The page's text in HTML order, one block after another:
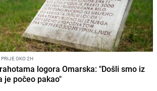
PRIJE OKO 2H
logora Omarska: "Došli smo iz
je počeo pakao"